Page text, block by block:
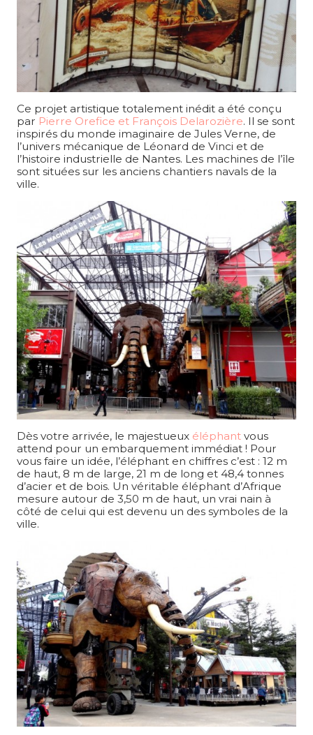
Ce projet artistique totalement inédit a été conçu
par Pierre Orefice et François Delarozière. Il se sont
inspirés du monde imaginaire de Jules Verne, de
l’univers mécanique de Léonard de Vinci et de
l’histoire industrielle de Nantes. Les machines de l’île
sont situées sur les anciens chantiers navals de la
ville.
Dès votre arrivée, le majestueux éléphant vous
attend pour un embarquement immédiat ! Pour
vous faire un idée, l’éléphant en chiffres c’est : 12 m
de haut, 8 m de large, 21 m de long et 48,4 tonnes
d’acier et de bois. Un véritable éléphant d’Afrique
mesure autour de 3,50 m de haut, un vrai nain à
côté de celui qui est devenu un des symboles de la
ville.